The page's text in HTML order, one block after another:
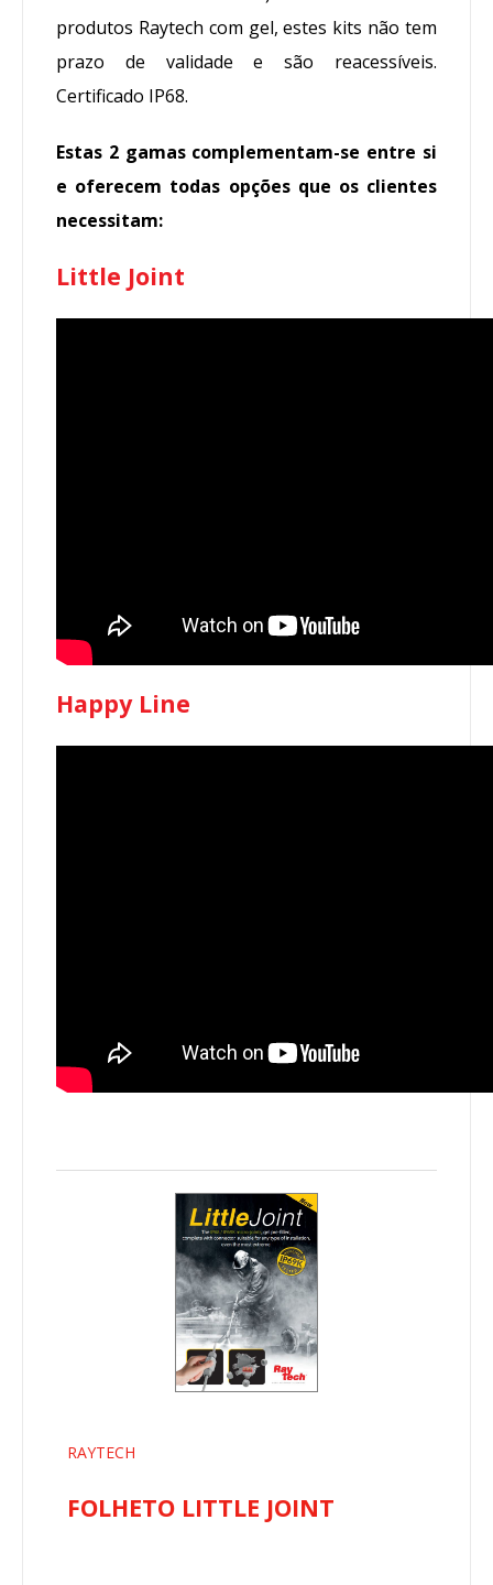
produtos Raytech com gel, estes kits não tem
prazo de validade e são reacessíveis.
Certificado IP68.
Estas 2 gamas complementam-se entre si
e oferecem todas opções que os clientes
necessitam:
Little Joint
Happy Line
RAYTECH
FOLHETO LITTLE JOINT